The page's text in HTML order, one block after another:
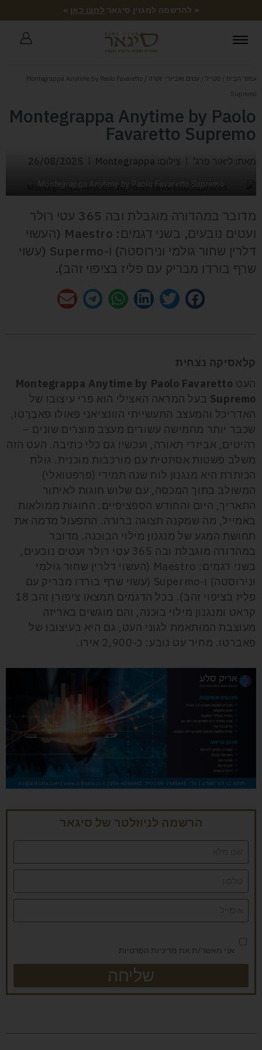
« להרשמה למגזין סיגאר לחצו כאן »
עמוד הבית / סטייל / עטים ואביזרי יוקרה
/ Montegrappa Anytime by Paolo Favaretto
Supremo
Montegrappa Anytime by Paolo
Favaretto Supremo
מאת: ליאור פרג' צילום: Montegrappa 26/08/2025
Montegrappa Anytime by Paolo Favaretto Supremo
מדובר במהדורה מוגבלת ובה 365 עטי רולר
ועטים נובעים, בשני דגמים: Maestro (העשוי
דלרין שחור גולמי ונירוסטה) ו-Supermo (עשוי
שרף בורדו מבריק עם פליז בציפוי זהב).
קלאסיקה נצחית
העט Montegrappa Anytime by Paolo Favaretto
Supremo בעל המראה האצילי הוא פרי עיצובו של
האדריכל והמעצב התעשייתי הוונציאני פאולו פאבַרֶטו,
שכבר יותר מחמישה עשורים מעצב מוצרים שונים –
רהיטים, אביזרי תאורה, ועכשיו גם כלי כתיבה. העט הזה
משלב פשטות אסתטית עם מורכבות מוכנית. גולת
הכותרת היא מנגנון לוח שנה תמידי (פרפטואלי)
המשולב בתוך המכסה, עם שלוש חוגות לאיתור
התאריך, היום והחודש הספציפיים. החוגות ממולאות
באמייל, מה שמקנה תצוגה ברורה. התפעול מדמה את
תחושת המגע של מנגנון מילוי הבוכנה. מדובר
במהדורה מוגבלת ובה 365 עטי רולר ועטים נובעים,
בשני דגמים: Maestro (העשוי דלרין שחור גולמי
ונירוסטה) ו-Supermo (עשוי שרף בורדו מבריק עם
פליז בציפוי זהב). בכל הדגמים תמצאו ציפורן זהב 18
קראט ומנגנון מילוי בוכנה, והם מוגשים באריזה
מעוצבת המותאמת לגוני העט, גם היא בעיצובו של
פאברטו. מחיר עט נובע: כ-2,900 אירו.
הרשמה לניוזלטר של סיגאר
אני מאשר/ת את מדיניות הפרטיות
שליחה